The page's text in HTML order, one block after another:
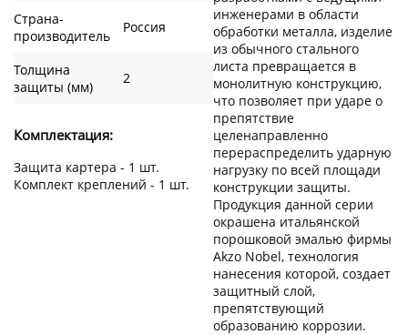
Страна-
производитель
Россия
Толщина
защиты (мм)
2
Комплектация:
Защита картера - 1 шт.
Комплект креплений - 1 шт.
инженерами в области
обработки металла, изделие
из обычного стального
листа превращается в
монолитную конструкцию,
что позволяет при ударе о
препятствие
целенаправленно
перераспределить ударную
нагрузку по всей площади
конструкции защиты.
Продукция данной серии
окрашена итальянской
порошковой эмалью фирмы
Akzo Nobel, технология
нанесения которой, создает
защитный слой,
препятствующий
образованию коррозии.